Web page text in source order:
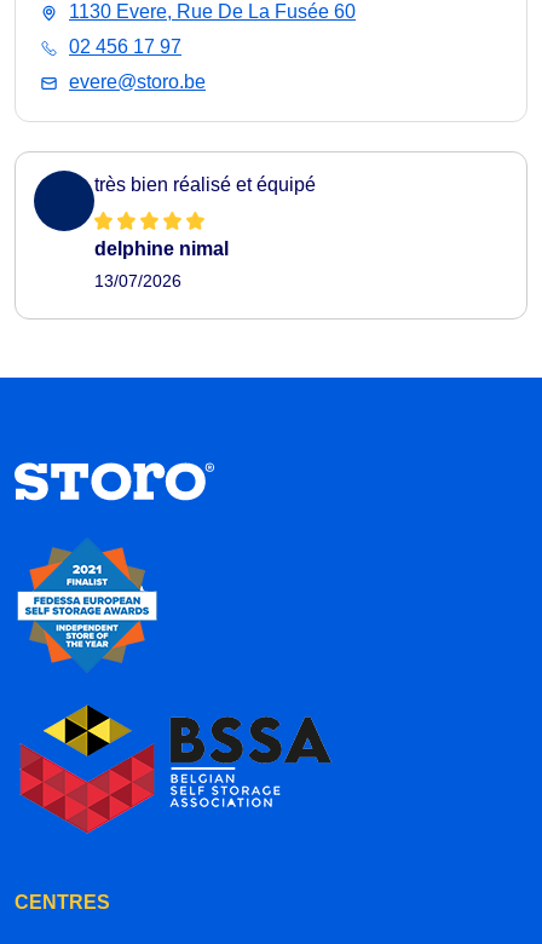
1130 Evere, Rue De La Fusée 60
02 456 17 97
evere@storo.be
très bien réalisé et équipé
delphine nimal
13/07/2026
CENTRES